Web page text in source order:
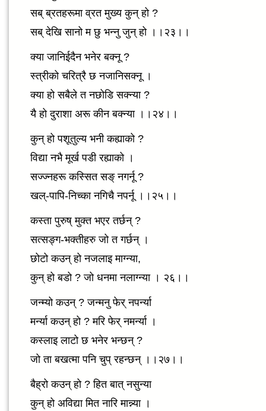
सब् ब्रतहरूमा व्रत मुख्य कुन् हो ?
सब् देखि सानो म छु भन्नु जुन् हो ।।२३।।
क्या जानिईदैन भनेर बक्नू ?
स्त्रीको चरित्रै छ नजानिसक्नू ।
क्या हो सबैले त नछोडि सक्न्या ?
यै हो दुराशा अरू कीन बक्न्या ।।२४।।
कुन् हो पशूतुल्य भनी कह्याको ?
विद्या नभै मूर्ख पडी रह्याको ।
सज्ज्नहरू कस्सित सङ् नगर्नू ?
खल्-पापि-निच्का नगिचै नपर्नू ।।२५।।
कस्ता पुरुष् मुक्त भएर तर्छन् ?
सत्सङ्ग-भक्तीहरु जो त गर्छन् ।
छोटो कउन् हो नजलाइ माग्न्या,
कुन् हो बडो ? जो धनमा नलाग्न्या । २६।।
जन्म्यो कउन् ? जन्मनु फेर् नपर्न्या
मर्न्या कउन् हो ? मरि फेर् नमर्न्या ।
कस्लाइ लाटो छ भनेर भन्छन् ?
जो ता बखत्मा पनि चुप् रहन्छन् ।।२७।।
बैह्रो कउन् हो ? हित बात् नसुन्या
कुन् हो अविद्या मित नारि मान्न्या ।